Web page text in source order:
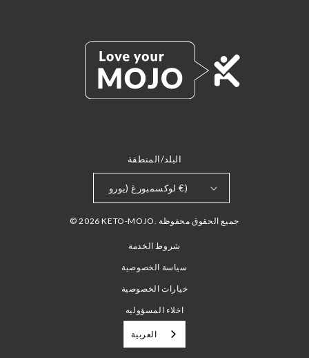
البلد/المنطقة
لوكسمبورغ (يورو €)
© 2026 KETO-MOJO. جميع الحقوق محفوظة
شروط الخدمة
سياسة الخصوصية
خيارات الخصوصية
اخلاء المسؤوليه
العربية‏